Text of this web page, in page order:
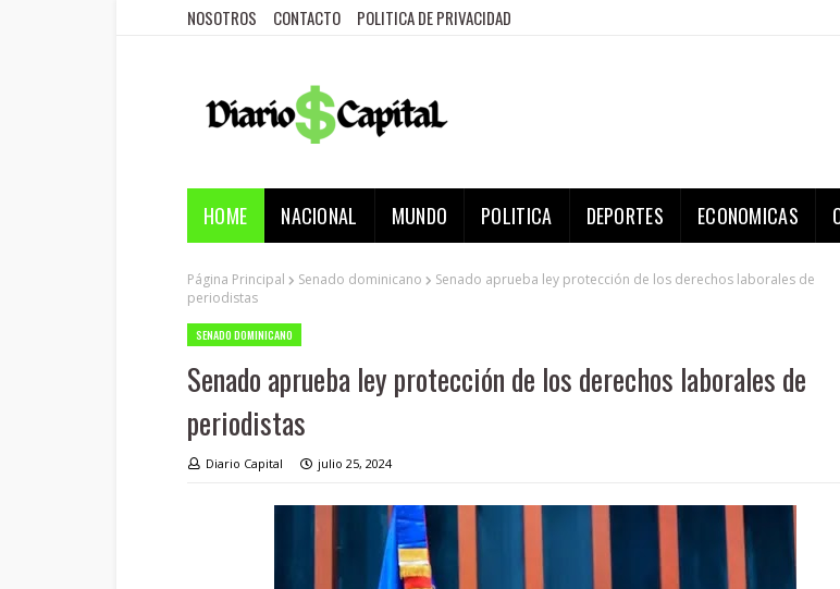
NOSOTROS CONTACTO POLITICA DE PRIVACIDAD
HOME NACIONAL MUNDO POLITICA DEPORTES ECONOMICAS
Página Principal Senado dominicano
Senado aprueba ley protección de los derechos laborales de
periodistas
SENADO DOMINICANO
Senado aprueba ley protección de los derechos laborales de
periodistas
Diario Capital julio 25, 2024